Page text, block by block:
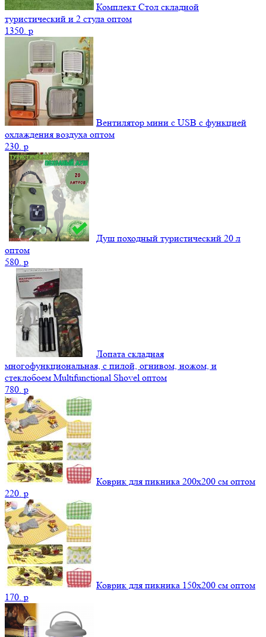
Комплект Стол складной
туристический и 2 стула оптом
1350. p
Вентилятор мини с USB с функцией
охлаждения воздуха оптом
230. p
Душ походный туристический 20 л
оптом
580. p
Лопата складная
многофункциональная, с пилой, огнивом, ножом, и
стеклобоем Multifunctional Shovel оптом
780. p
Коврик для пикника 200х200 см оптом
220. p
Коврик для пикника 150х200 см оптом
170. p